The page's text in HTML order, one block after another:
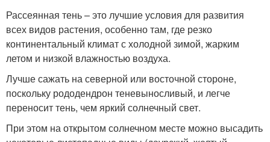
Рассеянная тень – это лучшие условия для развития
всех видов растения, особенно там, где резко
континентальный климат с холодной зимой, жарким
летом и низкой влажностью воздуха.
Лучше сажать на северной или восточной стороне,
поскольку рододендрон теневыносливый, и легче
переносит тень, чем яркий солнечный свет.
При этом на открытом солнечном месте можно высадить